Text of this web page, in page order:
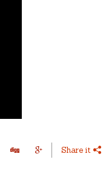
Share it